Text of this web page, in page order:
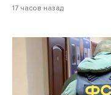
17 часов назад